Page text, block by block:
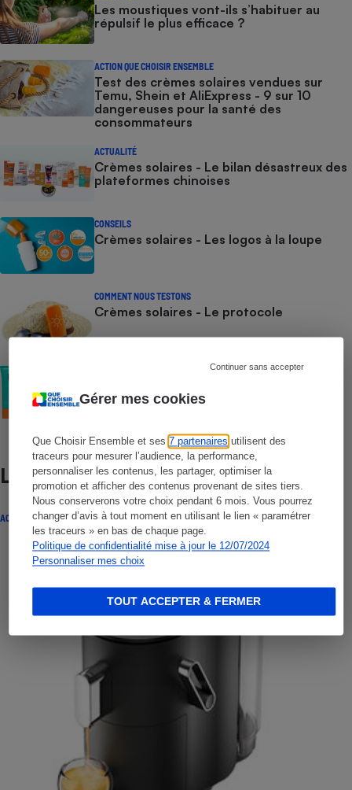
Gérer mes cookies
Que Choisir Ensemble et ses7 partenaires utilisent des
traceurs pour mesurer l’audience, la performance,
personnaliser les contenus, les partager, optimiser la
promotion et afficher des contenus provenant de sites tiers.
Nous conserverons votre choix pendant 6 mois. Vous pourrez
changer d’avis à tout moment en utilisant le lien « paramétrer
les traceurs » en bas de chaque page.
Politique de confidentialité mise à jour le 12/07/2024
Personnaliser mes choix
Continuer sans accepter
TOUT ACCEPTER & FERMER
Les moustiques vont-ils s’habituer au
répulsif le plus efficace ?
ACTION QUE CHOISIR ENSEMBLE
Test des crèmes solaires vendues sur
Temu, Shein et AliExpress - 9 sur 10
dangereuses pour la santé des
consommateurs
ACTUALITÉ
Crèmes solaires - Le bilan désastreux des
plateformes chinoises
CONSEILS
Crèmes solaires - Les logos à la loupe
COMMENT NOUS TESTONS
Crèmes solaires - Le protocole
Lire aussi
ACTUALITÉ